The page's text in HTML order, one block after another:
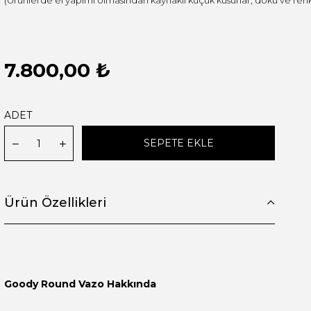
7.800,00 ₺
ADET
Ürün Özellikleri
Goody Round Vazo Hakkında